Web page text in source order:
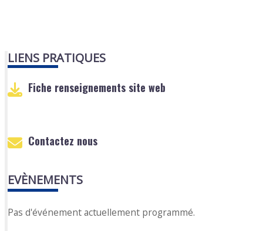
LIENS PRATIQUES
Fiche renseignements site web
Contactez nous
EVÈNEMENTS
Pas d'événement actuellement programmé.